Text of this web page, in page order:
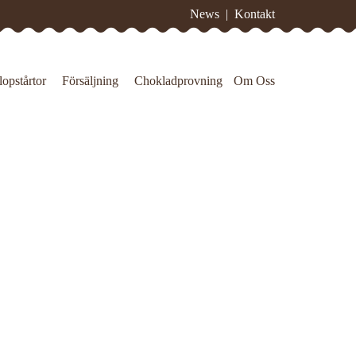
News | Kontakt
Försäljning Chokladprovning Om Oss